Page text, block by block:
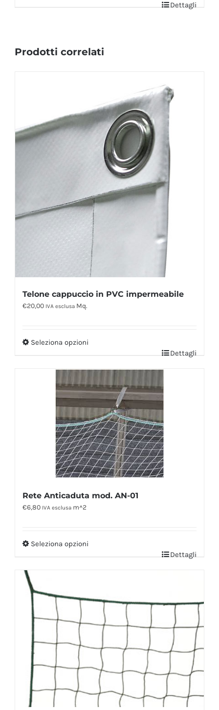
Dettagli
Prodotti correlati
Telone cappuccio in PVC impermeabile
€20,00 IVA esclusa Mq.
Seleziona opzioni
Dettagli
Rete Anticaduta mod. AN-01
€6,80 IVA esclusa m^2
Seleziona opzioni
Dettagli